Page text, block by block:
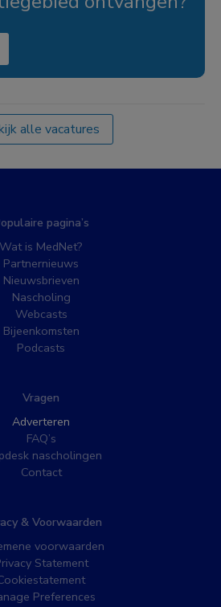
alle vacatures
pagina’s
Wat is MedNet?
Partnernieuws
Nieuwsbrieven
Nascholing
Webcasts
Bijeenkomsten
Podcasts
Vragen
Adverteren
FAQ’s
nascholingen
Contact
& Voorwaarden
voorwaarden
Statement
Preferences